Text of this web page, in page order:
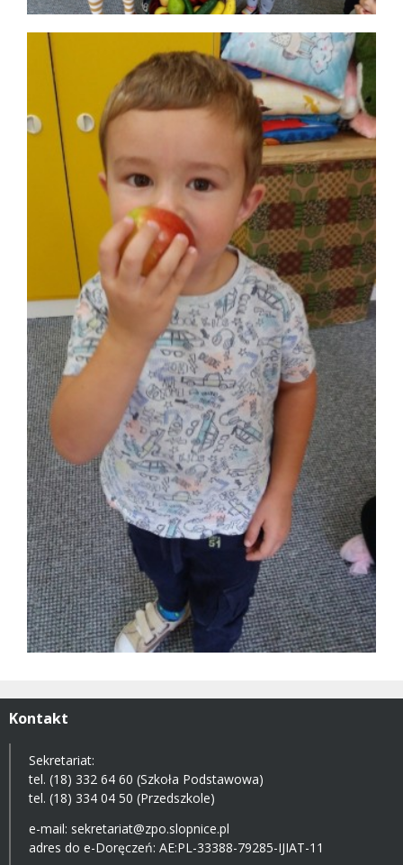
Kontakt
Sekretariat:
tel. (18) 332 64 60 (Szkoła Podstawowa)
tel. (18) 334 04 50 (Przedszkole)
e-mail: sekretariat@zpo.slopnice.pl
adres do e-Doręczeń: AE:PL-33388-79285-IJIAT-11